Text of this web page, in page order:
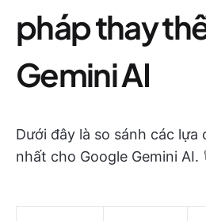
pháp thay
Gemini AI
Dưới đây là so sánh các
nhất cho Google Gemini AI.